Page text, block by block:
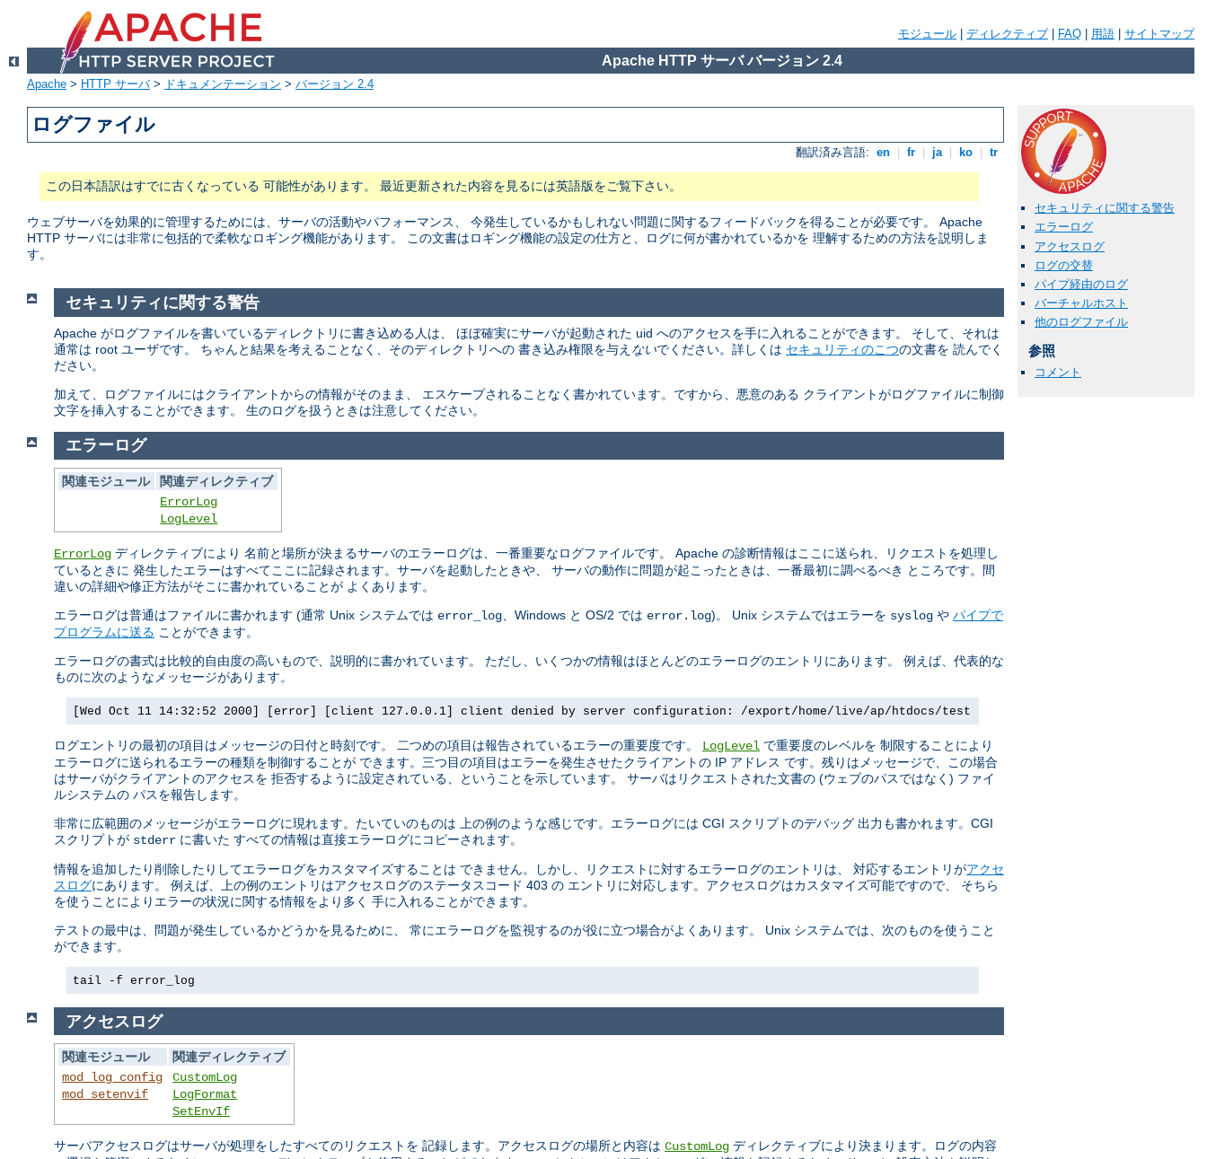
モジュール ディレクティブ FAQ 用語 サイトマップ
Apache HTTP サーバ バージョン 2.4
Apache > HTTP サーバ> ドキュメンテーション > バージョン 2.4
ログファイル
翻訳済み言語: en fr ja ko tr
この日本語訳はすでに古くなっている 可能性があります。 最近更新された内容を見るには英語版をご覧下さい。
ウェブサーバを効果的に管理するためには、サーバの活動やパフォーマンス、 今発生しているかもしれない問題に関するフィードバックを得ることが必要です。 Apache
HTTP サーバには非常に包括的で柔軟なロギング機能があります。 この文書はロギング機能の設定の仕方と、ログに何が書かれているかを 理解するための方法を説明しま
す。
セキュリティに関する警告
エラーログ
アクセスログ
ログの交替
パイプ経由のログ
バーチャルホスト
他のログファイル
参照
コメント
セキュリティに関する警告
Apache がログファイルを書いているディレクトリに書き込める人は、 ほぼ確実にサーバが起動された uid へのアクセスを手に入れることができます。 そして、それは
通常は root ユーザです。 ちゃんと結果を考えることなく、そのディレクトリへの 書き込み権限を与え ないでください。詳しくは セキュリティのこつの文書を 読んでく
ださい。
加えて、ログファイルにはクライアントからの情報がそのまま、 エスケープされることなく書かれています。ですから、悪意のある クライアントがログファイルに制御
文字を挿入することができます。 生のログを扱うときは注意してください。
エラーログ
関連モジュール
関連ディレクティブ
ErrorLog
LogLevel
ErrorLog ディレクティブにより 名前と場所が決まるサーバのエラーログは、一番重要なログファイルです。 Apache の診断情報はここに送られ、リクエストを処理し
ているときに 発生したエラーはすべてここに記録されます。サーバを起動したときや、 サーバの動作に問題が起こったときは、一番最初に調べるべき ところです。間
違いの詳細や修正方法がそこに書かれていることが よくあります。
エラーログは普通はファイルに書かれます (通常 Unix システムでは error_log 、Windows と OS/2 では error.log)。 Unix システムではエラーを syslog や パイプで
プログラムに送る ことができます。
エラーログの書式は比較的自由度の高いもので、説明的に書かれています。 ただし、いくつかの情報はほとんどのエラーログのエントリにあります。 例えば、代表的な
ものに次のようなメッセージがあります。
[Wed Oct 11 14:32:52 2000] [error] [client 127.0.0.1] client denied by server configuration: /export/home/live/ap/htdocs/test
ログエントリの最初の項目はメッセージの日付と時刻です。 二つめの項目は報告されているエラーの重要度です。 LogLevel で重要度のレベルを 制限することにより
エラーログに送られるエラーの種類を制御することが できます。三つ目の項目はエラーを発生させたクライアントの IP アドレス です。残りはメッセージで、この場合
はサーバがクライアントのアクセスを 拒否するように設定されている、ということを示しています。 サーバはリクエストされた文書の (ウェブのパスではなく) ファイ
ルシステムの パスを報告します。
非常に広範囲のメッセージがエラーログに現れます。たいていのものは 上の例のような感じです。エラーログには CGI スクリプトのデバッグ 出力も書かれます。CGI
スクリプトが stderr に書いた すべての情報は直接エラーログにコピーされます。
情報を追加したり削除したりしてエラーログをカスタマイズすることは できません。しかし、リクエストに対するエラーログのエントリは、 対応するエントリがアクセ
スログにあります。 例えば、上の例のエントリはアクセスログのステータスコード 403 の エントリに対応します。アクセスログはカスタマイズ可能ですので、 そちら
を使うことによりエラーの状況に関する情報をより多く 手に入れることができます。
テストの最中は、問題が発生しているかどうかを見るために、 常にエラーログを監視するのが役に立つ場合がよくあります。 Unix システムでは、次のものを使うこと
ができます。
tail -f error_log
アクセスログ
関連モジュール
関連ディレクティブ
mod_log_config
mod_setenvif
CustomLog
LogFormat
SetEnvIf
サーバアクセスログはサーバが処理をしたすべてのリクエストを 記録します。アクセスログの場所と内容は CustomLog ディレクティブにより決まります。ログの内容